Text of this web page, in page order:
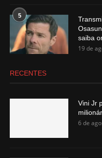
5
saiba
19 de
RECENTES
Vini Jr
6 de